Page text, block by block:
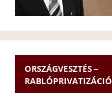
ORSZÁGVESZTÉS –
RABLÓPRIVATIZÁCIÓ